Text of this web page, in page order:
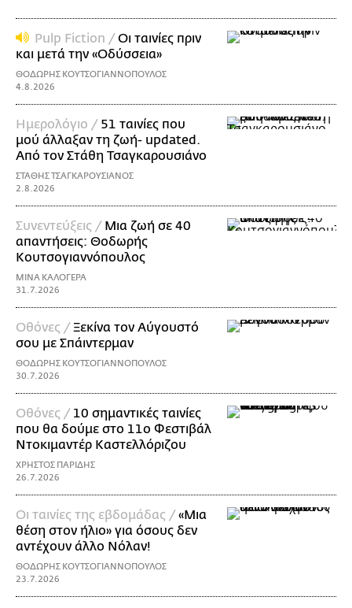
Pulp Fiction /Οι ταινίες πριν
και μετά την «Οδύσσεια»
ΘΟΔΩΡΗΣ ΚΟΥΤΣΟΓΙΑΝΝΟΠΟΥΛΟΣ
4.8.2026
Ημερολόγιο / 51 ταινίες που
μού άλλαξαν τη ζωή- updated.
Aπό τον Στάθη Τσαγκαρουσιάνο
ΣΤΑΘΗΣ ΤΣΑΓΚΑΡΟΥΣΙΑΝΟΣ
2.8.2026
Συνεντεύξεις / Μια ζωή σε 40
απαντήσεις: Θοδωρής
Kουτσογιαννόπουλος
ΜΙΝΑ ΚΑΛΟΓΕΡΑ
31.7.2026
Οθόνες /Ξεκίνα τον Αύγουστό
σου με Σπάιντερμαν
ΘΟΔΩΡΗΣ ΚΟΥΤΣΟΓΙΑΝΝΟΠΟΥΛΟΣ
30.7.2026
Οθόνες / 10 σημαντικές ταινίες
που θα δούμε στο 11ο Φεστιβάλ
Ντοκιμαντέρ Καστελλόριζου
ΧΡΗΣΤΟΣ ΠΑΡΙΔΗΣ
26.7.2026
Οι ταινίες της εβδομάδας /«Μια
θέση στον ήλιο» για όσους δεν
αντέχουν άλλο Νόλαν!
ΘΟΔΩΡΗΣ ΚΟΥΤΣΟΓΙΑΝΝΟΠΟΥΛΟΣ
23.7.2026